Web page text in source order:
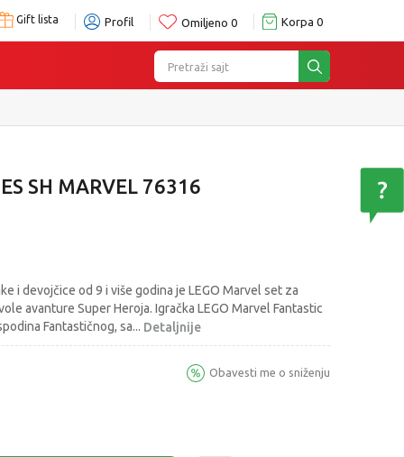
Gift lista Profil Omiljeno 0 Korpa 0
Pretraži sajt
SH MARVEL 76316
i devojčice od 9 i više godina je LEGO Marvel set za
avanture Super Heroja. Igračka LEGO Marvel Fantastic
Fantastičnog, sa... Detaljnije
Obavesti me o sniženju